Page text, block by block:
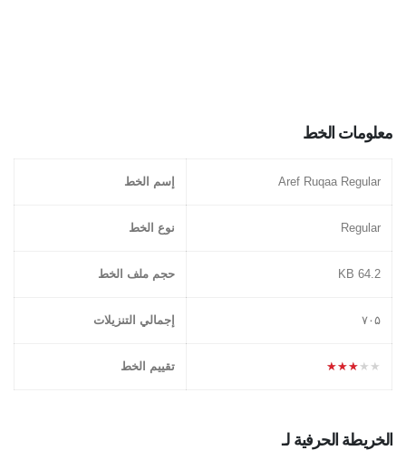
معلومات الخط
Aref Ruqaa Regular إسم الخط
Regular نوع الخط
64.2 KB حجم ملف الخط
۷۰۵ إجمالي التنزيلات
★★★★★ تقييم الخط
الخريطة الحرفية لـ